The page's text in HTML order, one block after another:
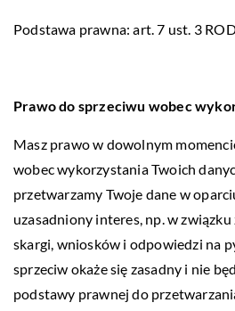
Podstawa prawna: art. 7 ust. 3
Prawo do sprzeciwu wobec
Masz prawo w dowolnym
wobec wykorzystania Twoich
przetwarzamy Twoje dane w
uzasadniony interes, np. w
skargi, wniosków i odpowiedzi na
sprzeciw okaże się zasadny i nie
podstawy prawnej do